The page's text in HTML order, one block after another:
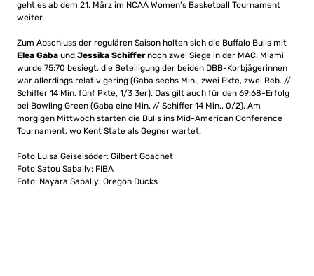
geht es ab dem 21. März im NCAA Women’s Basketball Tournament
weiter.
Zum Abschluss der regulären Saison holten sich die Buffalo Bulls mit
Elea Gaba und Jessika Schiffernoch zwei Siege in der MAC. Miami
wurde 75:70 besiegt, die Beteiligung der beiden DBB-Korbjägerinnen
war allerdings relativ gering (Gaba sechs Min., zwei Pkte, zwei Reb. //
Schiffer 14 Min. fünf Pkte, 1/3 3er). Das gilt auch für den 69:68-Erfolg
bei Bowling Green (Gaba eine Min. // Schiffer 14 Min., 0/2). Am
morgigen Mittwoch starten die Bulls ins Mid-American Conference
Tournament, wo Kent State als Gegner wartet.
Foto Luisa Geiselsöder: Gilbert Goachet
Foto Satou Sabally: FIBA
Foto: Nayara Sabally: Oregon Ducks